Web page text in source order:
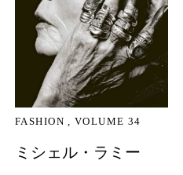
FASHION VOLUME 34
ミシェル・ラミー